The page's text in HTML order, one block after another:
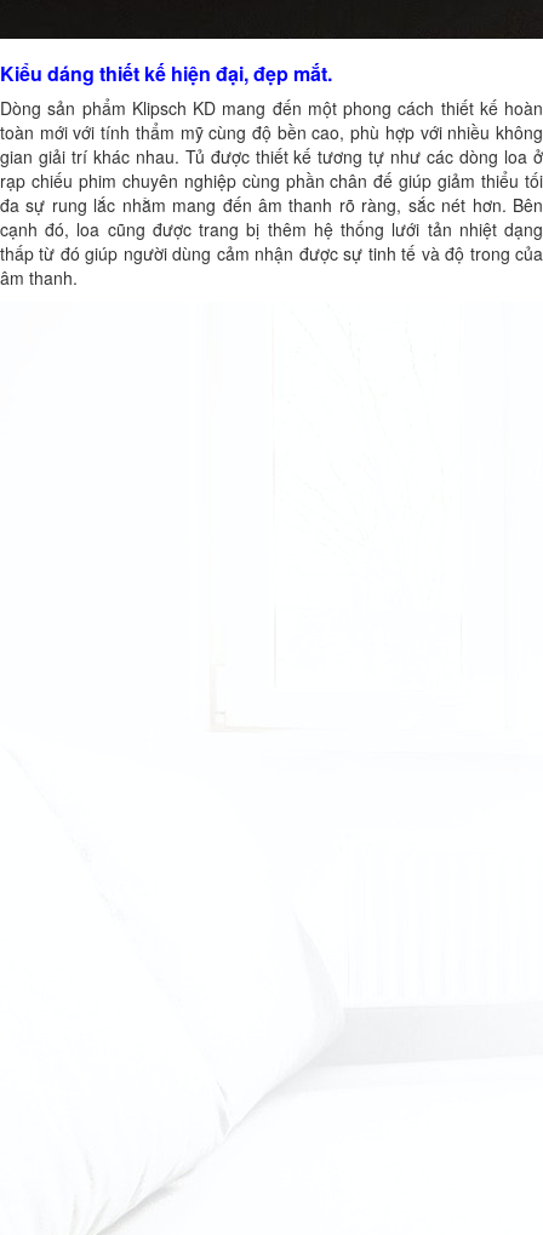
Kiểu dáng thiết kế hiện đại, đẹp mắt.
Dòng sản phẩm Klipsch KD mang đến một phong cách thiết kế hoàn
toàn mới với tính thẩm mỹ cùng độ bền cao, phù hợp với nhiều không
gian giải trí khác nhau. Tủ được thiết kế tương tự như các dòng loa ở
rạp chiếu phim chuyên nghiệp cùng phần chân đế giúp giảm thiểu tối
đa sự rung lắc nhằm mang đến âm thanh rõ ràng, sắc nét hơn. Bên
cạnh đó, loa cũng được trang bị thêm hệ thống lưới tản nhiệt dạng
thấp từ đó giúp người dùng cảm nhận được sự tinh tế và độ trong của
âm thanh.